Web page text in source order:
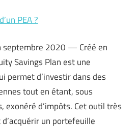
PEA ?
septembre 2020 — Créé en
Savings Plan est une
permet d’investir dans des
tout en étant, sous
exonéré d’impôts. Cet outil très
un portefeuille